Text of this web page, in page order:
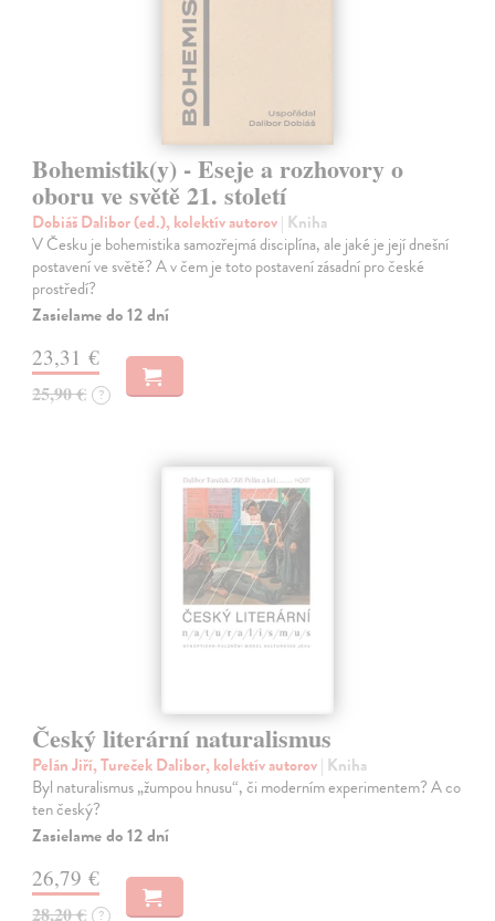
Bohemistik(y) - Eseje a rozhovory o
oboru ve světě 21. století
Dobiáš Dalibor (ed.), kolektív autorov| Kniha
V Česku je bohemistika samozřejmá disciplína, ale jaké je její dnešní
postavení ve světě? A v čem je toto postavení zásadní pro české
prostředí?
Zasielame do 12 dní
23,31 €
25,90 € ?
Český literární naturalismus
Pelán Jiří, Tureček Dalibor, kolektív autorov| Kniha
Byl naturalismus „žumpou hnusu“, či moderním experimentem? A co
ten český?
Zasielame do 12 dní
26,79 €
28,20 € ?